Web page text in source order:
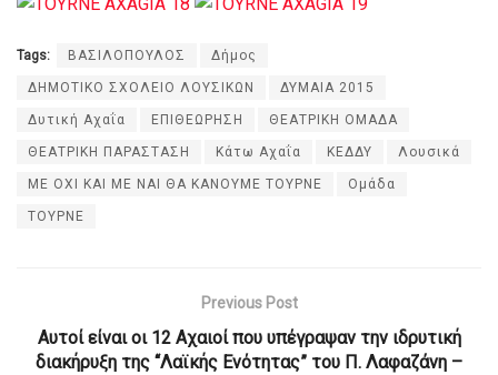
Tags: ΒΑΣΙΛΟΠΟΥΛΟΣ Δήμος
ΔΗΜΟΤΙΚΟ ΣΧΟΛΕΙΟ ΛΟΥΣΙΚΩΝ ΔΥΜΑΙΑ 2015
Δυτική Αχαΐα ΕΠΙΘΕΩΡΗΣΗ ΘΕΑΤΡΙΚΗ ΟΜΑΔΑ
ΘΕΑΤΡΙΚΗ ΠΑΡΑΣΤΑΣΗ Κάτω Αχαΐα ΚΕΔΔΥ Λουσικά
ΜΕ ΟΧΙ ΚΑΙ ΜΕ ΝΑΙ ΘΑ ΚΑΝΟΥΜΕ ΤΟΥΡΝΕ Ομάδα
ΤΟΥΡΝΕ
Previous Post
Αυτοί είναι οι 12 Αχαιοί που υπέγραψαν την ιδρυτική
διακήρυξη της “Λαϊκής Ενότητας” του Π. Λαφαζάνη –